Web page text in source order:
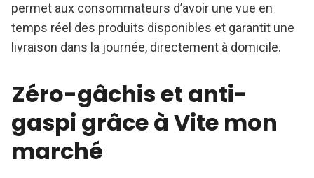
permet aux consommateurs d’avoir une vue en
temps réel des produits disponibles et garantit une
livraison dans la journée, directement à domicile.
Zéro-gâchis et anti-
gaspi grâce à Vite mon
marché